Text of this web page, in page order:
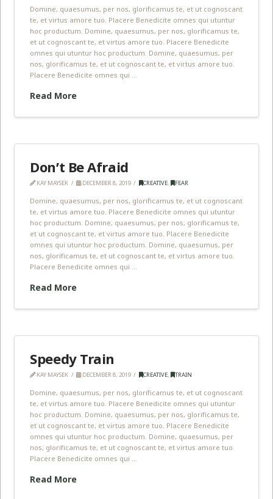
Domine, quaesumus, per nos, glorificamus te, et ut cognoscant
te, et virtus amore tuo. Placere Benedicite omnes qui utuntur
hoc productum. Domine, quaesumus, per nos, glorificamus te,
et ut cognoscant te, et virtus amore tuo. Placere Benedicite
omnes qui utuntur hoc productum. Domine, quaesumus, per
nos, glorificamus te, et ut cognoscant te, et virtus amore tuo.
Placere Benedicite omnes qui …
Read More
Don’t Be Afraid
KAY MAYSEK DECEMBER 8, 2019 CREATIVE, FEAR
Domine, quaesumus, per nos, glorificamus te, et ut cognoscant
te, et virtus amore tuo. Placere Benedicite omnes qui utuntur
hoc productum. Domine, quaesumus, per nos, glorificamus te,
et ut cognoscant te, et virtus amore tuo. Placere Benedicite
omnes qui utuntur hoc productum. Domine, quaesumus, per
nos, glorificamus te, et ut cognoscant te, et virtus amore tuo.
Placere Benedicite omnes qui …
Read More
Speedy Train
KAY MAYSEK DECEMBER 8, 2019 CREATIVE, TRAIN
Domine, quaesumus, per nos, glorificamus te, et ut cognoscant
te, et virtus amore tuo. Placere Benedicite omnes qui utuntur
hoc productum. Domine, quaesumus, per nos, glorificamus te,
et ut cognoscant te, et virtus amore tuo. Placere Benedicite
omnes qui utuntur hoc productum. Domine, quaesumus, per
nos, glorificamus te, et ut cognoscant te, et virtus amore tuo.
Placere Benedicite omnes qui …
Read More